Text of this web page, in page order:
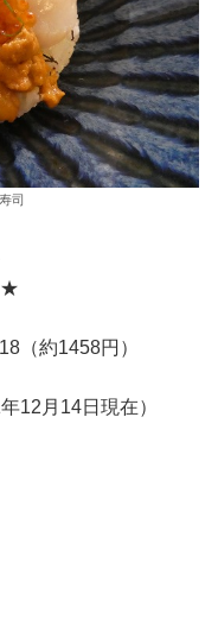
司
（約1458円）
12月14日現在）